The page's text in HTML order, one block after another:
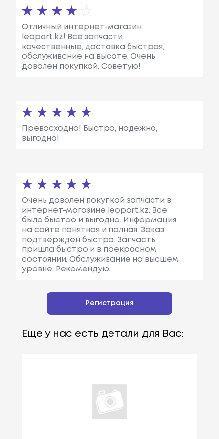
Отличный интернет-магазин
leopart.kz! Все запчасти
качественные, доставка быстрая,
обслуживание на высоте. Очень
доволен покупкой. Советую!
Превосходно! Быстро, надежно,
выгодно!
Очень доволен покупкой запчасти в
интернет-магазине leopart.kz. Все
было быстро и выгодно. Информация
на сайте понятная и полная. Заказ
подтвержден быстро. Запчасть
пришла быстро и в прекрасном
состоянии. Обслуживание на высшем
уровне. Рекомендую.
Регистрация
Еще у нас есть детали для Вас: